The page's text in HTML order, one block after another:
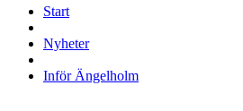
Start
Nyheter
Inför Ängelholm